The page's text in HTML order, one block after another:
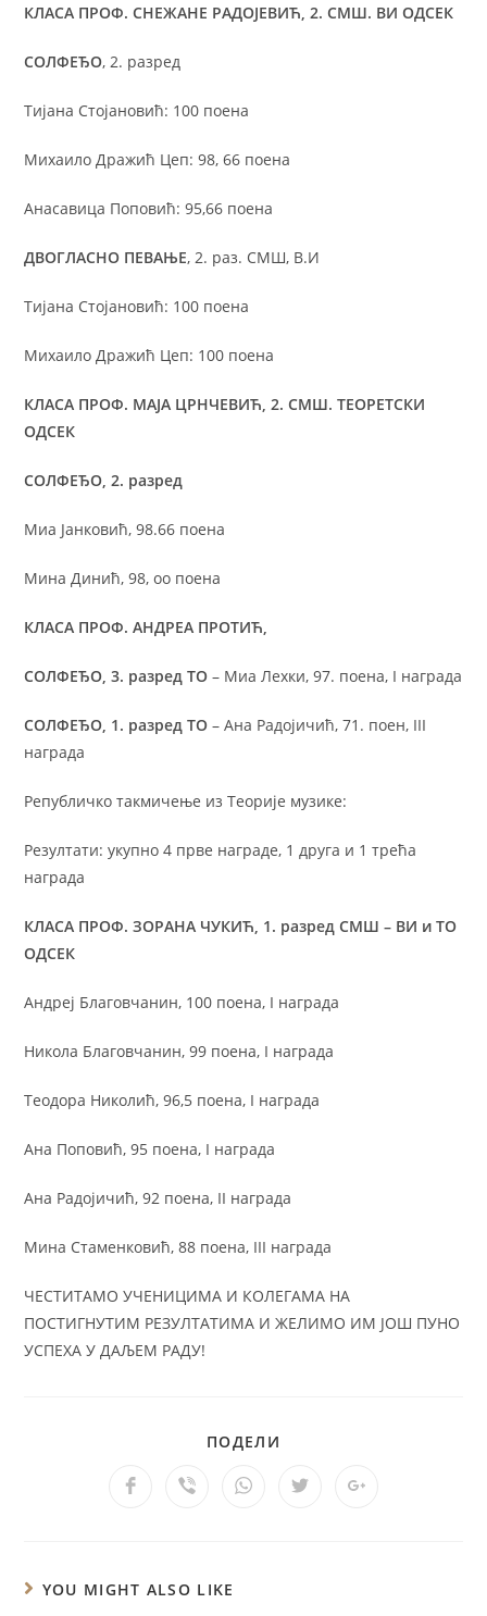
КЛАСА ПРОФ. СНЕЖАНЕ РАДОЈЕВИЋ, 2. СМШ. ВИ ОДСЕК
СОЛФЕЂО, 2. разред
Тијана Стојановић: 100 поена
Михаило Дражић Цеп: 98, 66 поена
Анасавица Поповић: 95,66 поена
ДВОГЛАСНО ПЕВАЊЕ, 2. раз. СМШ, В.И
Тијана Стојановић: 100 поена
Михаило Дражић Цеп: 100 поена
КЛАСА ПРОФ. МАЈА ЦРНЧЕВИЋ, 2. СМШ. ТЕОРЕТСКИ
ОДСЕК
СОЛФЕЂО, 2. разред
Миа Јанковић, 98.66 поена
Мина Динић, 98, оо поена
КЛАСА ПРОФ. АНДРЕА ПРОТИЋ,
СОЛФЕЂО, 3. разред ТО – Миа Лехки, 97. поена, I награда
СОЛФЕЂО, 1. разред ТО – Ана Радојичић, 71. поен, III
награда
Републичко такмичење из Теорије музике:
Резултати: укупно 4 прве награде, 1 друга и 1 трећа
награда
КЛАСА ПРОФ. ЗОРАНА ЧУКИЋ, 1. разред СМШ – ВИ и ТО
ОДСЕК
Андреј Благовчанин, 100 поена, I награда
Никола Благовчанин, 99 поена, I награда
Теодора Николић, 96,5 поена, I награда
Ана Поповић, 95 поена, I награда
Ана Радојичић, 92 поена, II награда
Мина Стаменковић, 88 поена, III награда
ЧЕСТИТАМО УЧЕНИЦИМА И КОЛЕГАМА НА
ПОСТИГНУТИМ РЕЗУЛТАТИМА И ЖЕЛИМО ИМ ЈОШ ПУНО
УСПЕХА У ДАЉЕМ РАДУ!
ПОДЕЛИ
YOU MIGHT ALSO LIKE